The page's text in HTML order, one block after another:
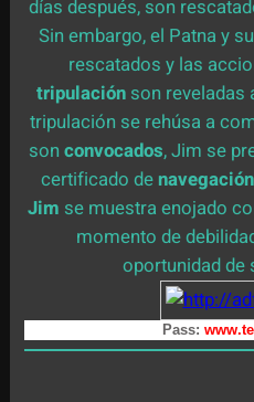
días después, son
Sin embargo, el Patna y
rescatados y las
tripulación son reveladas
tripulación se rehúsa a
son convocados, Jim se
certificado de navegación
Jim se muestra enojado
momento de
oportunidad de
Pass: